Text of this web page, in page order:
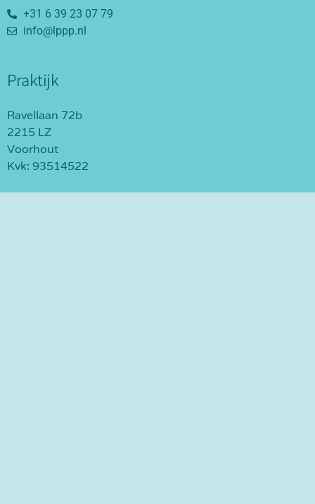
+31 6 39 23 07 79
info@lppp.nl
Praktijk
Ravellaan 72b
2215 LZ
Voorhout
Kvk: 93514522